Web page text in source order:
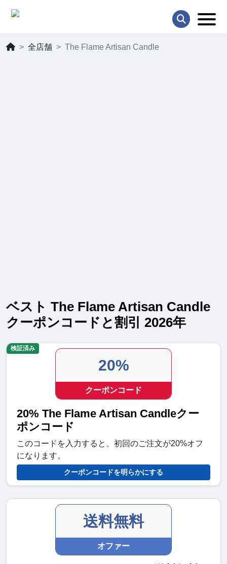
全店舗 The Flame Artisan Candle
ベスト The Flame Artisan Candle
クーポンコードと割引 2026年
20%
クーポンコード
20% The Flame Artisan Candleクー
ポンコード
このコードを入力すると、初回のご注文が20%オフ
になります。
クーポンコードを明らかにする
検証済み
送料無料
オファー